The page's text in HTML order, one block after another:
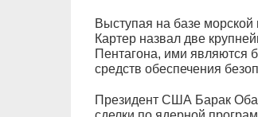
Выступая на базе
Картер назвал две
Пентагона, ими являются
средств обеспечения
Президент США Барак